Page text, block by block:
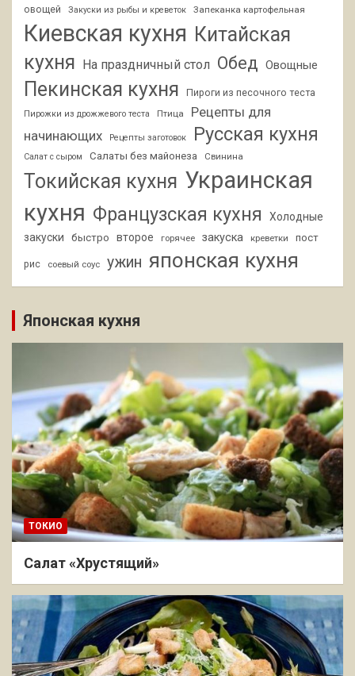
овощей
Закуски из рыбы и креветок Запеканка картофельная
Киевская кухня Китайская
кухня На праздничный стол Обед Овощные
Пекинская кухня Пироги из песочного теста
Пирожки из дрожжевого теста Птица
Рецепты для
начинающих
Рецепты заготовок Русская кухня
Салат с сыром Салаты без майонеза Свинина
Токийская кухня Украинская
кухня Французская кухня
Холодные
закуски
быстро второе горячее закуска креветки пост
рис соевый соус ужин японская кухня
Японская кухня
ТОКИО
Салат «Хрустящий»